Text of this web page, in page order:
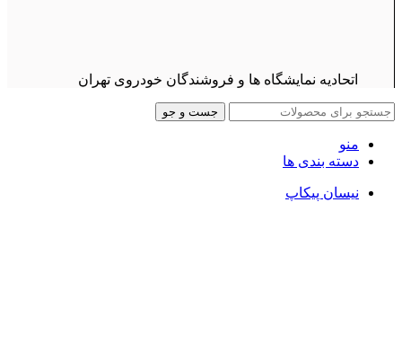
اتحادیه نمایشگاه ها و فروشندگان خودروی تهران
جست و جو
منو
دسته بندی ها
نیسان پیکاپ